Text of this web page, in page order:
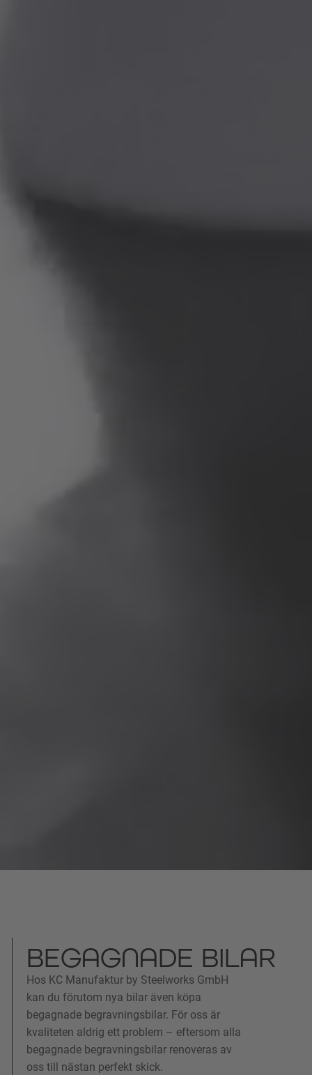
BEGAGNADE BILAR
Hos KC Manufaktur by Steelworks GmbH
kan du förutom nya bilar även köpa
begagnade begravningsbilar. För oss är
kvaliteten aldrig ett problem – eftersom alla
begagnade begravningsbilar renoveras av
oss till nästan perfekt skick.